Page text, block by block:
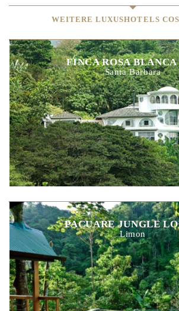
WEITERE LUXUSHOTELS
FINCA ROSA
Santa Barbara
PACUARE JUNGLE
Limon